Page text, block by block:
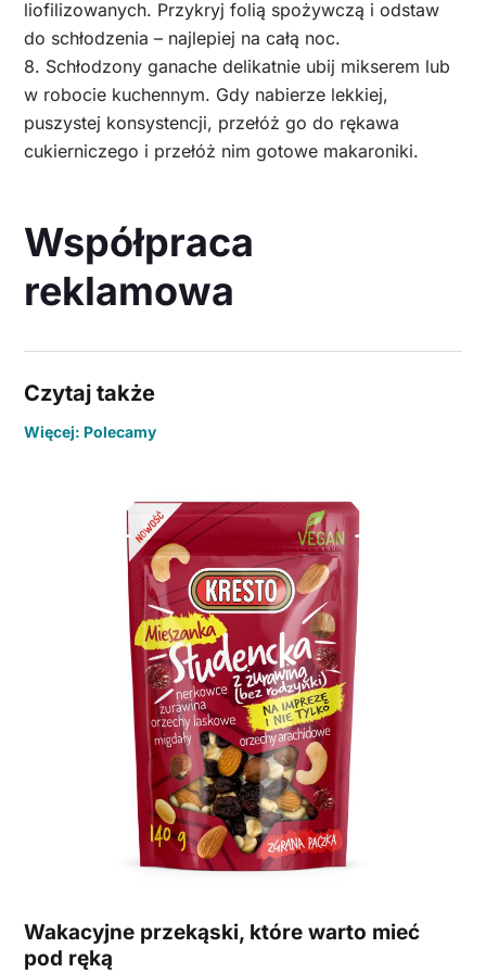
liofilizowanych. Przykryj folią spożywczą i odstaw
do schłodzenia – najlepiej na całą noc.
8. Schłodzony ganache delikatnie ubij mikserem lub
w robocie kuchennym. Gdy nabierze lekkiej,
puszystej konsystencji, przełóż go do rękawa
cukierniczego i przełóż nim gotowe makaroniki.
Współpraca
reklamowa
Czytaj także
Więcej: Polecamy
Wakacyjne przekąski, które warto mieć
pod ręką